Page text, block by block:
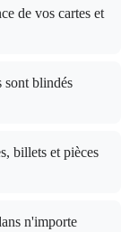
de vos cartes et
blindés
billets et pièces
n'importe